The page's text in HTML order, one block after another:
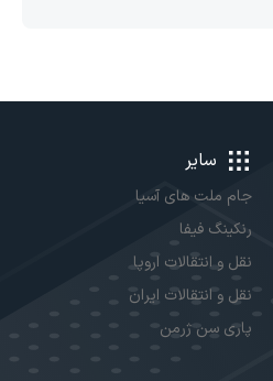
سایر
جام ملت های آسیا
رنکینگ فیفا
نقل و انتقالات اروپا
نقل و انتقالات ایران
پاری سن ژرمن